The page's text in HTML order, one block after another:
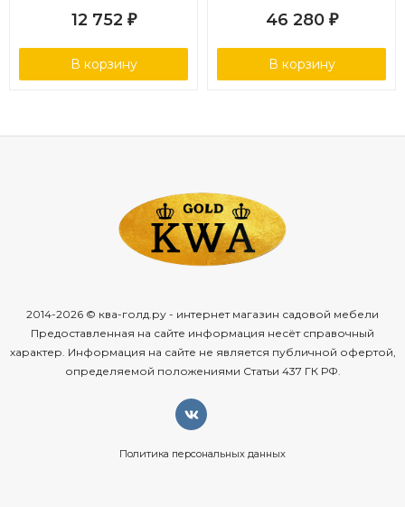
12 752 ₽
В корзину
46 280 ₽
В корзину
2014-2026 © ква-голд.ру - интернет магазин садовой мебели
Предоставленная на сайте информация несёт справочный
характер. Информация на сайте не является публичной офертой,
определяемой положениями Статьи 437 ГК РФ.
Политика персональных данных